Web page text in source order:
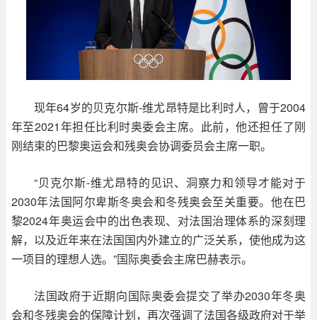
现年64岁的贝克尔斯-维尤昂特是比利时人，曾于2004
年至2021年担任比利时奥委会主席。此前，他还担任了刚
刚结束的巴黎奥运会和残奥会协调委员会主席一职。
“贝克尔斯-维尤昂特的见识、洞察力和领导才能对于
2030年法国阿尔卑斯冬奥会和冬残奥会至关重要。他在巴
黎2024年奥运会中的出色表现、对法国治理体系的深刻理
解，以及近年来在法国国内外建立的广泛关系，使他成为这
一项目的理想人选。”国际奥委会主席巴赫表示。
法国政府于近期向国际奥委会提交了举办2030年冬奥
会和冬残奥会的保障计划，再次强调了法国各级政府对于举